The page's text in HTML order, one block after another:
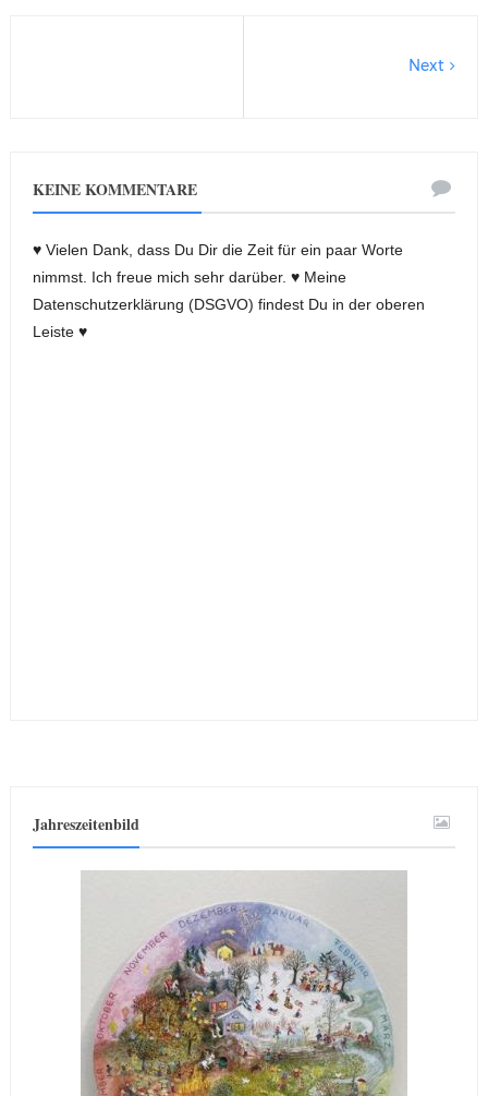
Next
KEINE KOMMENTARE
♥ Vielen Dank, dass Du Dir die Zeit für ein paar Worte
nimmst. Ich freue mich sehr darüber. ♥ Meine
Datenschutzerklärung (DSGVO) findest Du in der oberen
Leiste ♥
Jahreszeitenbild